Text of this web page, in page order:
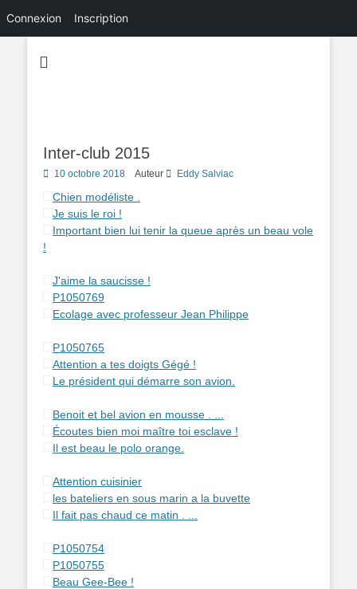
Connexion Inscription
Inter-club 2015
Posted
10 octobre 2018 Auteur Eddy Salviac
Chien modéliste .
Je suis le roi !
Important bien lui tenir la queue après un beau vole
!
J'aime la saucisse !
P1050769
Ecolage avec professeur Jean Philippe
P1050765
Attention a tes doigts Gégé !
Le président qui démarre son avion.
Benoit et bel avion en mousse . ...
Écoutes bien moi maître toi esclave !
Il est beau le polo orange.
Attention cuisinier
les bateliers en sous marin a la buvette
Il fait pas chaud ce matin . ...
P1050754
P1050755
Beau Gee-Bee !